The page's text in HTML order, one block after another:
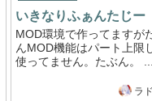
いきなりふぁんたじー
MOD環境で作ってますが
んMOD機能はパート上限
使ってません。たぶん。 ...
ラ